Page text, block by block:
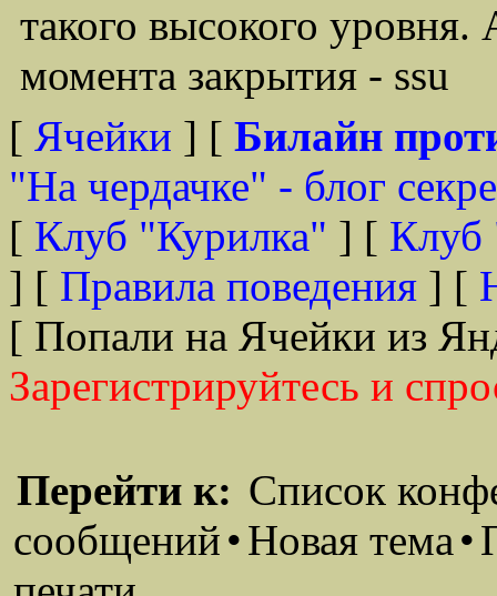
такого высокого
момента закрытия - ssu
[ Ячейки ] [ Билайн
"На чердачке" - блог
[ Клуб "Курилка" ] [ Клуб
] [ Правила поведения ] [
[ Попали на Ячейки из
Зарегистрируйтесь и
Перейти к: Список
сообщений•Новая тема•